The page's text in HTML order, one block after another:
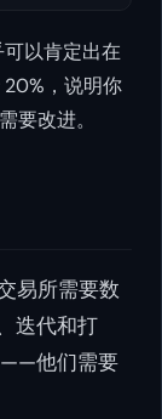
以肯定出在
，说明你
要改进。
易所需要数
迭代和打
——他们需要